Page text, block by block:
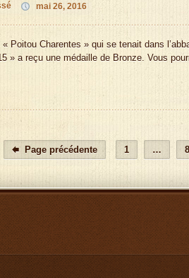
mai 26, 2016
Poitou Charentes » qui se tenait dans
» a reçu une médaille de Bronze. Vous
 Page précédente 1 … 8